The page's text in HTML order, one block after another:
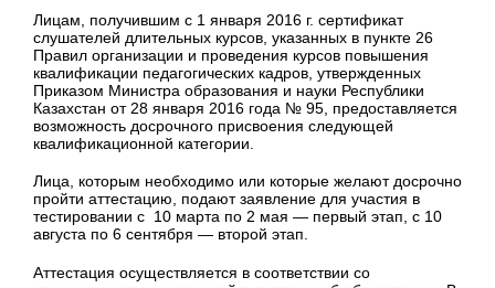
Лицам, получившим с 1 января 2016 г. сертификат
слушателей длительных курсов, указанных в пункте 26
Правил организации и проведения курсов повышения
квалификации педагогических кадров, утвержденных
Приказом Министра образования и науки Республики
Казахстан от 28 января 2016 года № 95, предоставляется
возможность досрочного присвоения следующей
квалификационной категории.
Лица, которым необходимо или которые желают досрочно
пройти аттестацию, подают заявление для участия в
тестировании с 10 марта по 2 мая — первый этап, с 10
августа по 6 сентября — второй этап.
Аттестация осуществляется в соответствии со